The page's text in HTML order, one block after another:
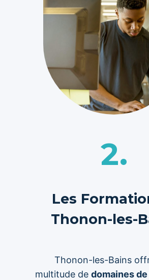
2.
Les
Thonon-les-
Thonon-les-Bains
multitude de domaines